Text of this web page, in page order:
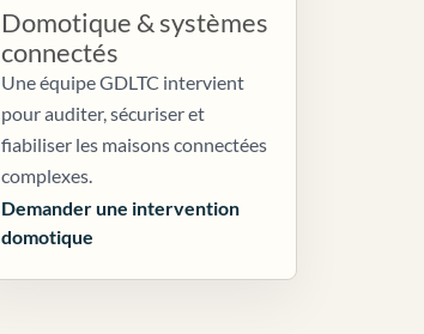
Domotique & systèmes
connectés
Une équipe GDLTC intervient
pour auditer, sécuriser et
fiabiliser les maisons connectées
complexes.
Demander une intervention
domotique